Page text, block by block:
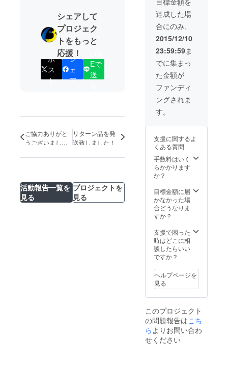
シェアして
プロジェク
トをもっと
応援！
ポ
ス
ト
シ
ェ
ア
Eで
送
ご協力ありがと
うございまし
リターン品を発
送致しました！
活動報告一覧を
見る
プロジェクトを
見る
らず、
このク
ラウド
ファン
ディン
グの支
援でし
か手に
入らな
いもの
です。
織ハン
カチタ
オルデ
ザイン
クリア
ファイ
ル×2ヶ
※現在デ
ザイン
してい
るもの
は未だ
販売さ
このク
ファン
ディン
グの支
援でし
か手に
いもの
です。
達成した場
合にのみ、
2015/12/10
23:59:59ま
でに集まっ
た金額が
ファンディ
ングされま
す。
支援に関するよ
くある質問
手数料はいく
らかかります
か？
目標金額に届
かなかった場
合どうなりま
すか？
支援で困った
時はどこに相
談したらいい
ですか？
ヘルプページを
見る
このプロジェクト
の問題報告はこち
らよりお問い合わ
せください